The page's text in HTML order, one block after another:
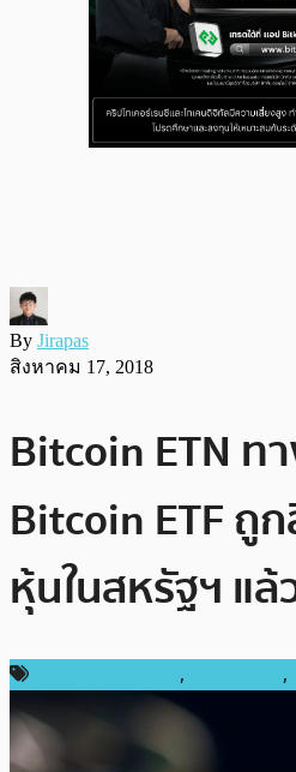
By Jirapas
สิงหาคม 17, 2018
Bitcoin ETN ท
Bitcoin ETF ถู
หุ้นในสหรัฐฯ แล้
, ,